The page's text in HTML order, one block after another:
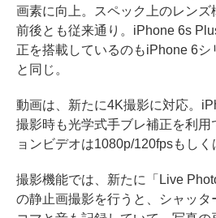
画素に向上。スペック上のレンズ
前後とも従来通り。iPhone 6s
正を搭載しているのもiPhone 6
と同じ。
動画は、新たに4K撮影に対応。
撮影時も光学式手ブレ補正を利用
ョンビデオは1080p/120fpsもしく
撮影機能では、新たに「Live
の静止画撮影を行うと、シャッ